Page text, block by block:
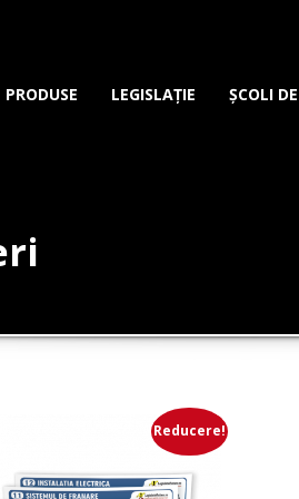
PRODUSE LEGISLAȚIE ȘCOLI
Reducere!